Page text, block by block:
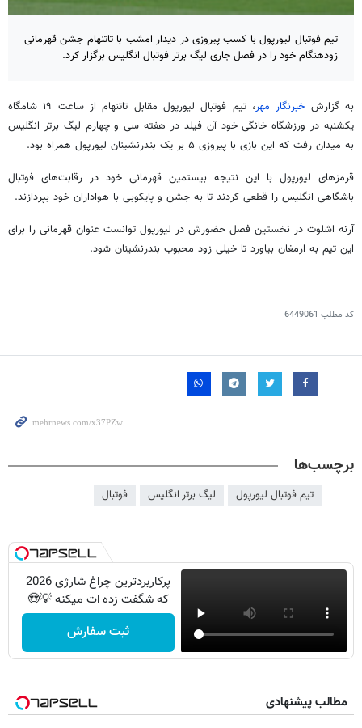
تیم فوتبال لیورپول با کسب پیروزی در دیدار امشب با تاتنهام جشن قهرمانی
زودهنگام خود را در فصل جاری لیگ برتر فوتبال انگلیس برگزار کرد.
به گزارش خبرنگار مهر
، تیم فوتبال لیورپول مقابل تاتنهام از ساعت ۱۹ شامگاه
یکشنبه در ورزشگاه خانگی خود آن فیلد در هفته سی و چهارم لیگ برتر انگلیس
به میدان رفت که این بازی با پیروزی ۵ بر یک
بندرنشینان لیورپول همراه بود.
قرمزهای لیورپول با این نتیجه بیستمین قهرمانی خود در رقابت‌های فوتبال
باشگاهی انگلیس را قطعی کردند تا به جشن و پایکوبی با هواداران خود بپردازند.
آرنه اشلوت در نخستین فصل حضورش در لیورپول توانست عنوان قهرمانی را برای
این تیم به ارمغان بیاورد تا خیلی زود محبوب بندرنشینان شود.
کد مطلب 6449061
برچسب‌ها
تیم فوتبال لیورپول لیگ برتر انگلیس فوتبال
پرکاربردترین چراغ شارژی 2026
که شگفت زده ات میکنه 💡😍
ثبت سفارش
مطالب پیشنهادی